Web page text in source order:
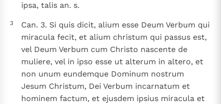
en is volledig afhankelijk van donaties.
Ik help mee!
ipsa, talis an. s.
3
Can. 3. Si quis dicit, alium esse Deum Verbum qui
miracula fecit, et alium christum qui passus est,
vel Deum Verbum cum Christo nascente de
muliere, vel in ipso esse ut alterum in altero, et
non unum eundemque Dominum nostrum
Jesum Christum, Dei Verbum incarnatum et
hominem factum, et ejusdem ipsius miracula et